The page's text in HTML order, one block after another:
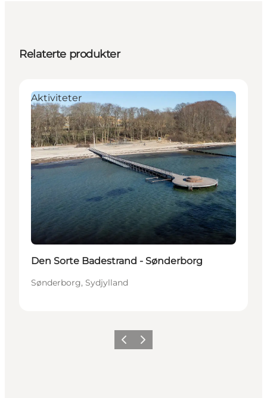
Relaterte produkter
Aktiviteter
Den Sorte Badestrand - Sønderborg
Sønderborg, Sydjylland
ForrigeNeste